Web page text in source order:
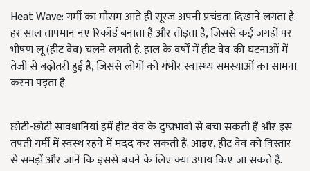
Heat Wave: गर्मी का मौसम आते ही सूरज अपनी प्रचंडता दिखाने लगता है.
हर साल तापमान नए रिकॉर्ड बनाता है और तोड़ता है, जिससे कई जगहों पर
भीषण लू (हीट वेव) चलने लगती है. हाल के वर्षों में हीट वेव की घटनाओं में
तेजी से बढ़ोतरी हुई है, जिससे लोगों को गंभीर स्वास्थ्य समस्याओं का सामना
करना पड़ता है.
छोटी-छोटी सावधानियां हमें हीट वेव के दुष्प्रभावों से बचा सकती हैं और इस
तपती गर्मी में स्वस्थ रहने में मदद कर सकती हैं. आइए, हीट वेव को विस्तार
से समझें और जानें कि इससे बचने के लिए क्या उपाय किए जा सकते हैं.